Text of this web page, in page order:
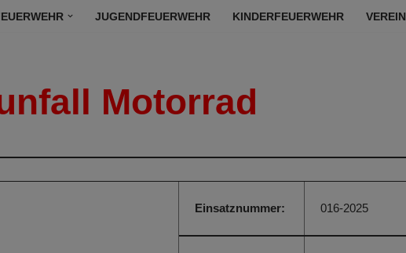
JUGENDFEUERWEHR KINDERFEUERWEHR VEREIN
Motorrad
Einsatznummer: 016-2025